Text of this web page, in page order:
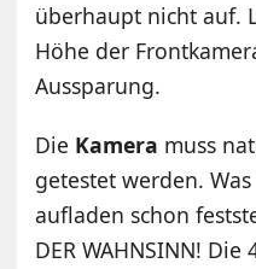
überhaupt nicht auf.
Höhe der
Aussparung.
Die Kamera muss
getestet werden.
aufladen schon
DER WAHNSINN!